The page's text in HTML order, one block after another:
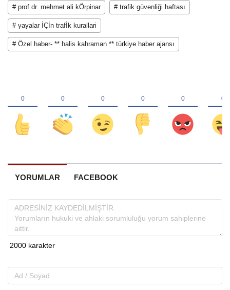
# prof.dr. mehmet ali kÖrpinar # trafik güvenliği haftası
# yayalar İÇİn trafİk kurallari
# Özel haber- ** halis kahraman ** türkiye haber ajansı
YORUMLAR FACEBOOK